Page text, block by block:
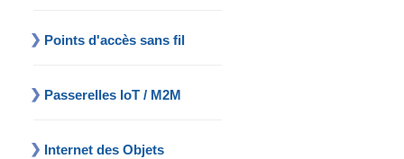
Points d'accès sans fil
Passerelles IoT / M2M
Internet des Objets